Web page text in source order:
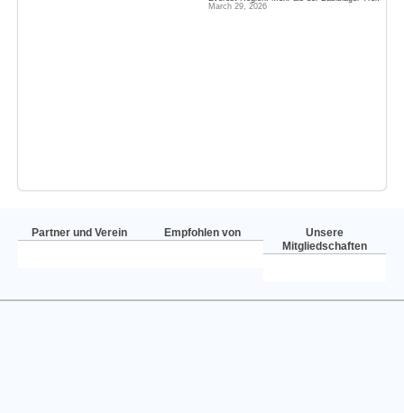
March 29, 2026
Partner und Verein Empfohlen von
Unsere
Mitgliedschaften